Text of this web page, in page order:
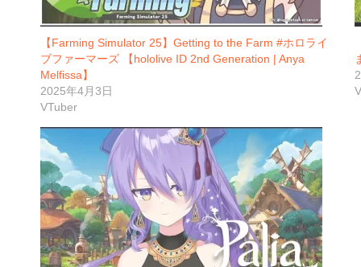
【Farming Simulator 25】Getting to the Farm #ホロライ
ブファーマーズ 【hololive ID 2nd Generation | Anya
Melfissa】
2025年4月3日
VTuber